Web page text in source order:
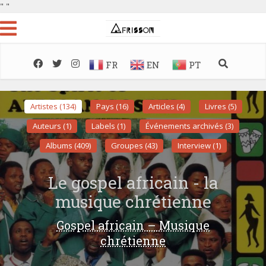
" "
FR EN PT
Artistes (134) Pays (16) Articles (4)
Livres (5)
Auteurs (1)
Labels (1)
Événements archivés (3)
Albums (409)
Groupes (43) Interview (1)
Le gospel africain - la
musique chrétienne
Gospel africain – Musique
chrétienne